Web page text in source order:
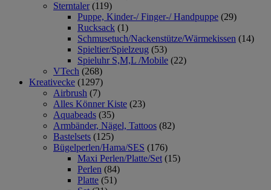
Sterntaler (119)
Puppe, Kinder-/ Finger-/ Handpuppe (29)
Rucksack (1)
Schmusetuch/Nackenstütze/Wärmekissen (14)
Spieltier/Spielzeug (53)
Spieluhr S,M,L /Mobile (22)
VTech (268)
Kreativecke (1297)
Airbrush (7)
Alles Könner Kiste (23)
Aquabeads (35)
Armbänder, Nägel, Tattoos (82)
Bastelsets (125)
Bügelperlen/Hama/SES (176)
Maxi Perlen/Platte/Set (15)
Perlen (84)
Platte (51)